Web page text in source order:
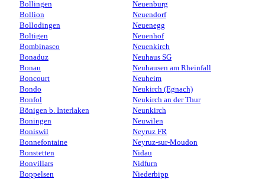
Bollingen
Bollion
Bollodingen
Boltigen
Bombinasco
Bonaduz
Bonau
Boncourt
Bondo
Bonfol
Bönigen b. Interlaken
Boningen
Boniswil
Bonnefontaine
Bonstetten
Bonvillars
Boppelsen
Neuenburg
Neuendorf
Neuenegg
Neuenhof
Neuenkirch
Neuhaus SG
Neuhausen am Rheinfall
Neuheim
Neukirch (Egnach)
Neukirch an der Thur
Neunkirch
Neuwilen
Neyruz FR
Neyruz-sur-Moudon
Nidau
Nidfurn
Niederbipp